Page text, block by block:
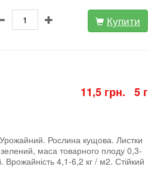
Купити
11,5 грн. 5 г
Рослина кущова. Листки
маса товарного плоду 0,3-
4,1-6,2 кг / м2. Стійкий